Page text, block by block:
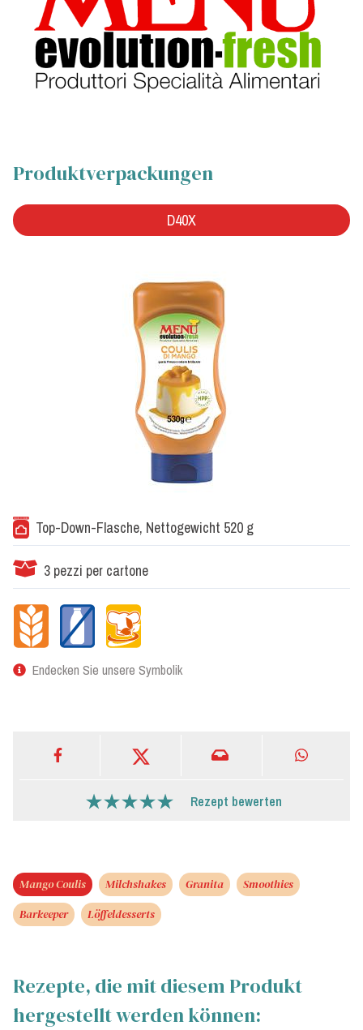
Produktverpackungen
D40X
Top-Down-Flasche, Nettogewicht 520 g
3 pezzi per cartone
Endecken Sie unsere Symbolik
Rezept bewerten
Mango Coulis Milchshakes Granita
Smoothies
Barkeeper
Löffeldesserts
Rezepte, die mit diesem Produkt
hergestellt werden können: